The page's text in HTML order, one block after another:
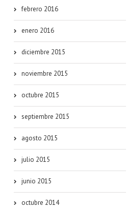
febrero 2016
enero 2016
diciembre 2015
noviembre 2015
octubre 2015
septiembre 2015
agosto 2015
julio 2015
junio 2015
octubre 2014